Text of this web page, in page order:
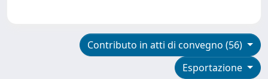
Contributo in atti di convegno (56)
Esportazione